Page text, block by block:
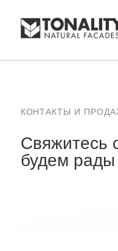
КОНТАКТЫ И
Свяжитесь
будем